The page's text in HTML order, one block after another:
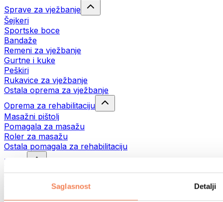
Saglasnost Detalji
Sprave za vježbanje
Šejkeri
Sportske boce
Bandaže
Remeni za vježbanje
Gurtne i kuke
Peškiri
Rukavice za vježbanje
Ostala oprema za vježbanje
Oprema za rehabilitaciju
Masažni pištolj
Pomagala za masažu
Roler za masažu
Ostala pomagala za rehabilitaciju
Torbe
Torbe za hranu
Sportske torbe